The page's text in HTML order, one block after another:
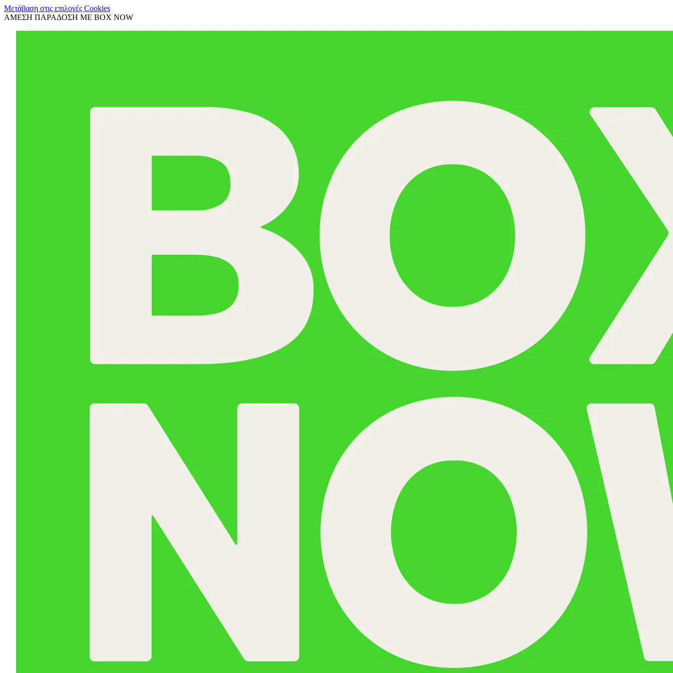
Μετάβαση στις επιλογές Cookies
ΑΜΕΣΗ ΠΑΡΑΔΟΣΗ ΜΕ BOX NOW